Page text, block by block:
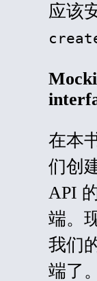
应该
在本
们创
API
端。
我们
端了